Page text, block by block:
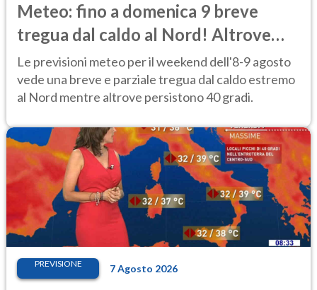
Meteo: fino a domenica 9 breve
tregua dal caldo al Nord! Altrove
calura e afa
Le previsioni meteo per il weekend dell'8-9 agosto
vede una breve e parziale tregua dal caldo estremo
al Nord mentre altrove persistono 40 gradi.
PREVISIONE 7 Agosto 2026